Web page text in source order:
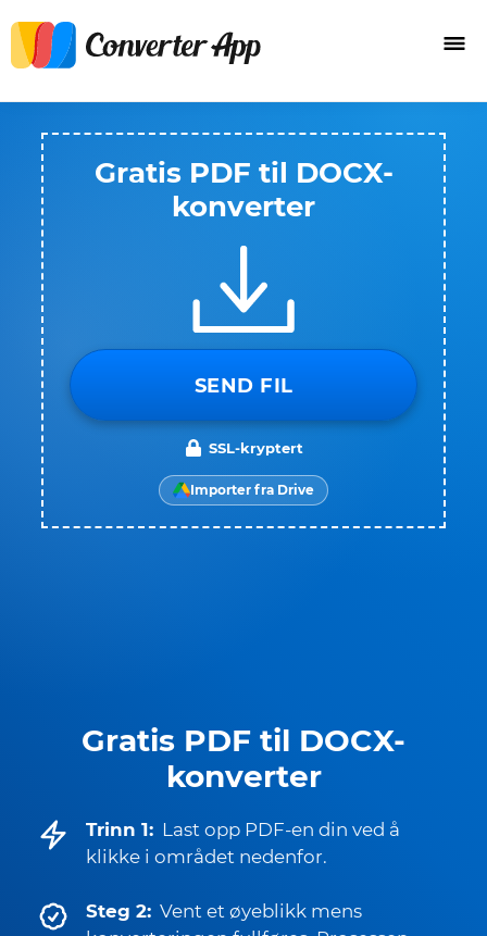
Gratis PDF til DOCX-
konverter
Trinn 1: Last opp PDF-en din ved å
klikke i området nedenfor.
Steg 2: Vent et øyeblikk mens
Gratis PDF til DOCX-
konverter
SEND FIL
SSL-kryptert
Importer fra Drive